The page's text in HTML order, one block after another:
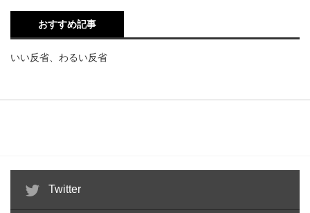
おすすめ記事
いい反省、わるい反省
Twitter